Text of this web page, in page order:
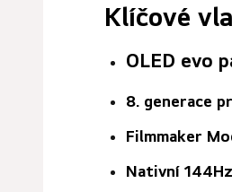
Klíčové
OLED evo
8. generace
Filmmaker
Nativní